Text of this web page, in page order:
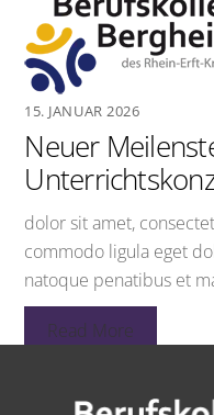
15. JANUAR 2026
Neuer
dolor sit amet,
commodo ligula eget
natoque penatibus et
Read More